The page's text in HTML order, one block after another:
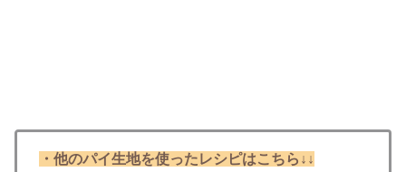
・ 他のパイ生地を使ったレシピはこちら↓↓